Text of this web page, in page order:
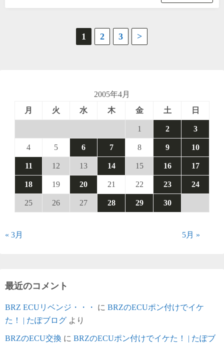
送
り
1 2 3 >
2005年4月
月
火 水 木 金 土 日
1 2 3
4 5 6 7 8 9 10
11 12 13 14 15 16 17
18 19 20 21 22 23 24
25 26 27 28 29 30
« 3月 5月 »
最近のコメント
BRZ ECUリベンジ・・・ に BRZのECUポン付けでイケ
た！ | たぽブログ より
BRZのECU交換 に BRZのECUポン付けでイケた！ | たぽブ